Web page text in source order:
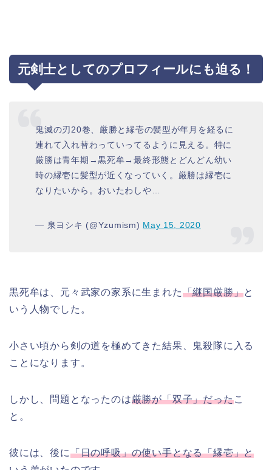
元剣士としてのプロフィールにも迫る！
鬼滅の刃20巻、厳勝と縁壱の髪型が年月を経るに
連れて入れ替わっていってるように見える。特に
厳勝は青年期→黒死牟→最終形態とどんどん幼い
時の縁壱に髪型が近くなっていく。厳勝は縁壱に
なりたいから。おいたわしや…
— 泉ヨシキ (@Yzumism) May 15, 2020
黒死牟は、元々武家の家系に生まれた「継国厳勝」と
いう人物でした。
小さい頃から剣の道を極めてきた結果、鬼殺隊に入る
ことになります。
しかし、問題となったのは厳勝が「双子」だったこ
と。
彼には、後に「日の呼吸」の使い手となる「縁壱」と